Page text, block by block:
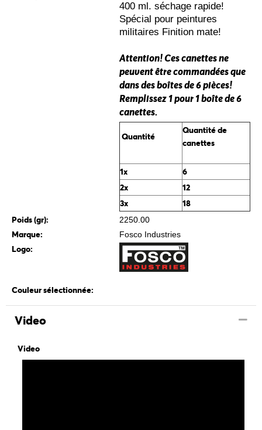
400 ml. séchage rapide!
Spécial pour peintures
militaires Finition mate!
Attention! Ces canettes ne
peuvent être commandées que
dans des boîtes de 6 pièces!
Remplissez 1 pour 1 boîte de 6
canettes.
Quantité
Quantité de
canettes
1x
6
2x
12
3x
18
Poids (gr):
2250.00
Marque: Fosco Industries
Logo:
Couleur sélectionnée:
Video
Video